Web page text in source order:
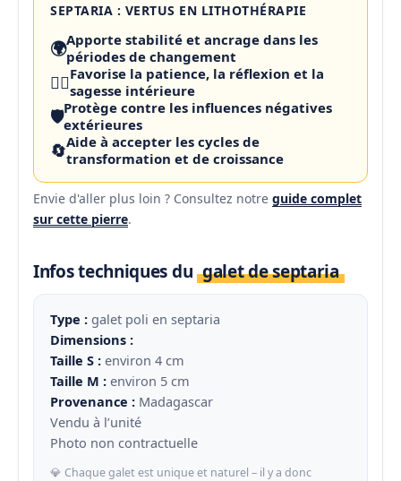
SEPTARIA : VERTUS EN LITHOTHÉRAPIE
🌍Apporte stabilité et ancrage dans les
périodes de changement
🧘‍♀️Favorise la patience, la réflexion et la
sagesse intérieure
🛡️Protège contre les influences négatives
extérieures
🔄Aide à accepter les cycles de
transformation et de croissance
Envie d'aller plus loin ? Consultez notre guide complet
sur cette pierre.
Infos techniques du galet de septaria
Type : galet poli en septaria
Dimensions :
Taille S : environ 4 cm
Taille M : environ 5 cm
Provenance : Madagascar
Vendu à l’unité
Photo non contractuelle
💎 Chaque galet est unique et naturel – il y a donc